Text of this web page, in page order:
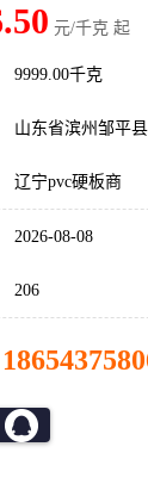
元/千克 起
9999.00千克
山东省滨州邹平县
辽宁pvc硬板商
2026-08-08
206